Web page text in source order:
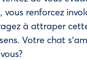
vous renforcez
à attraper
Votre chat